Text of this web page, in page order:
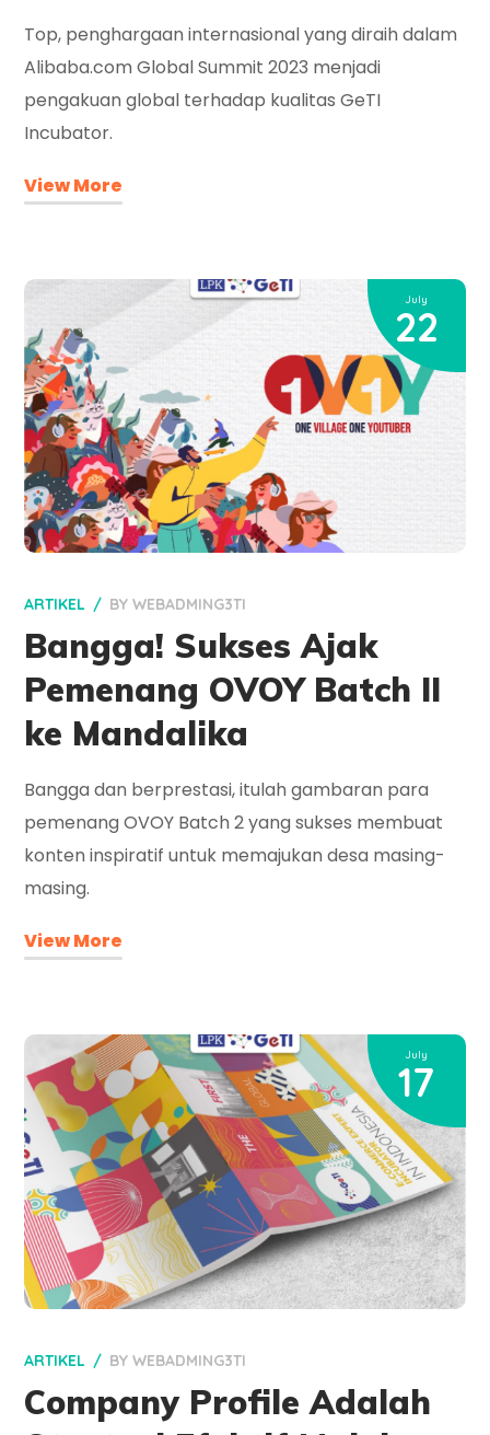
Top, penghargaan internasional yang diraih dalam
Alibaba.com Global Summit 2023 menjadi
pengakuan global terhadap kualitas GeTI
Incubator.
View More
July
22
ARTIKEL BYWEBADMING3TI
Bangga! Sukses Ajak
Pemenang OVOY Batch II
ke Mandalika
Bangga dan berprestasi, itulah gambaran para
pemenang OVOY Batch 2 yang sukses membuat
konten inspiratif untuk memajukan desa masing-
masing.
View More
July
17
ARTIKEL BYWEBADMING3TI
Company Profile Adalah